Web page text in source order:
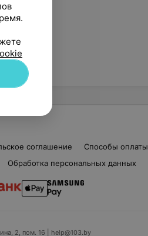
соглашение Способы оплаты
Обработка персональных данных
2, пом. 16 | help@103.by